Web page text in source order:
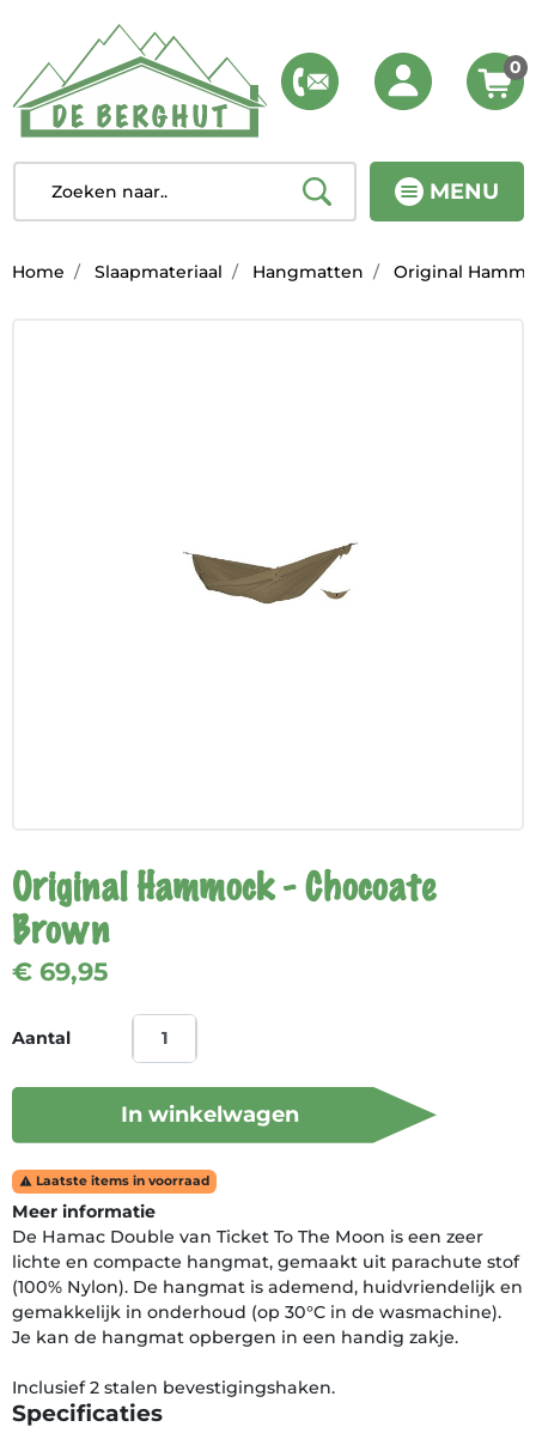
MENU
0
Home Slaapmateriaal Hangmatten Original
Original Hammock - Chocoate
Brown
€ 69,95
Aantal
In winkelwagen
 Laatste items in voorraad
Meer informatie
De Hamac Double van Ticket To The Moon is een zeer
lichte en compacte hangmat, gemaakt uit parachute stof
(100% Nylon). De hangmat is ademend, huidvriendelijk en
gemakkelijk in onderhoud (op 30°C in de wasmachine).
Je kan de hangmat opbergen in een handig zakje.
Inclusief 2 stalen bevestigingshaken.
Specificaties